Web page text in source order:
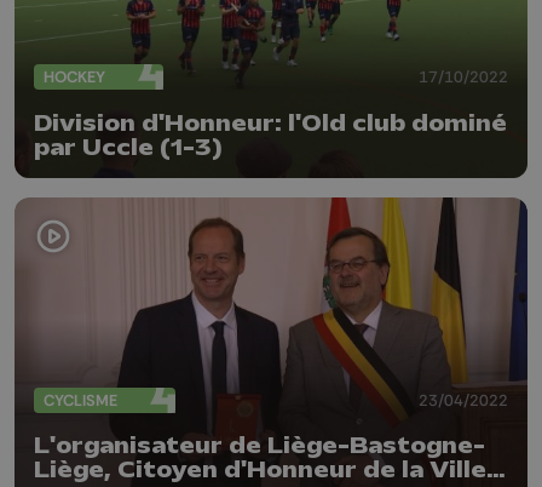
HOCKEY 17/10/2022
Division d'Honneur: l'Old club dominé
par Uccle (1-3)
CYCLISME 23/04/2022
L'organisateur de Liège-Bastogne-
Liège, Citoyen d'Honneur de la Ville